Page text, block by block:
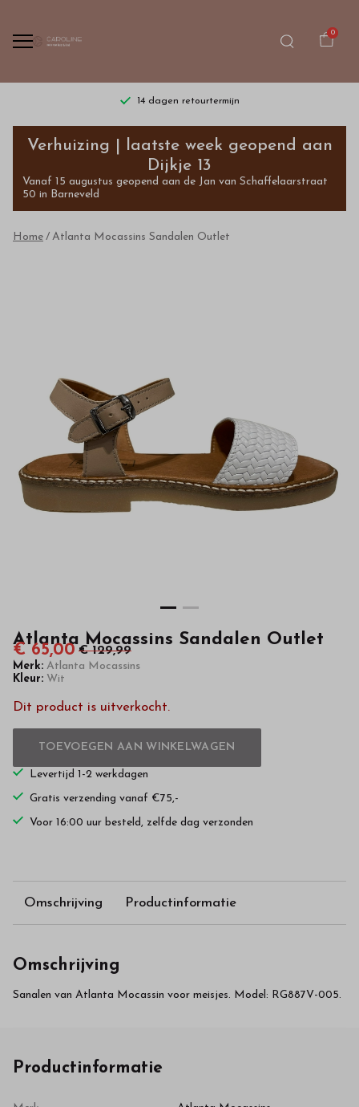
0
14 dagen retourtermijn
Atlanta
Mocassins
Sandalen
hoge
kwaliteit
onze
webshop
Verhuizing | laatste week geopend aan
Dijkje 13
Vanaf 15 augustus geopend aan de Jan van Schaffelaarstraat
50 in Barneveld
Home Atlanta Mocassins Sandalen Outlet
Atlanta Mocassins Sandalen Outlet
€ 65,00 € 129,99
Merk: Atlanta Mocassins
Kleur: Wit
Dit product is uitverkocht.
TOEVOEGEN AAN WINKELWAGEN
Levertijd 1-2 werkdagen
Gratis verzending vanaf €75,-
Voor 16:00 uur besteld, zelfde dag verzonden
Omschrijving Productinformatie
Omschrijving
Sanalen van Atlanta Mocassin voor meisjes. Model: RG887V-005.
Productinformatie